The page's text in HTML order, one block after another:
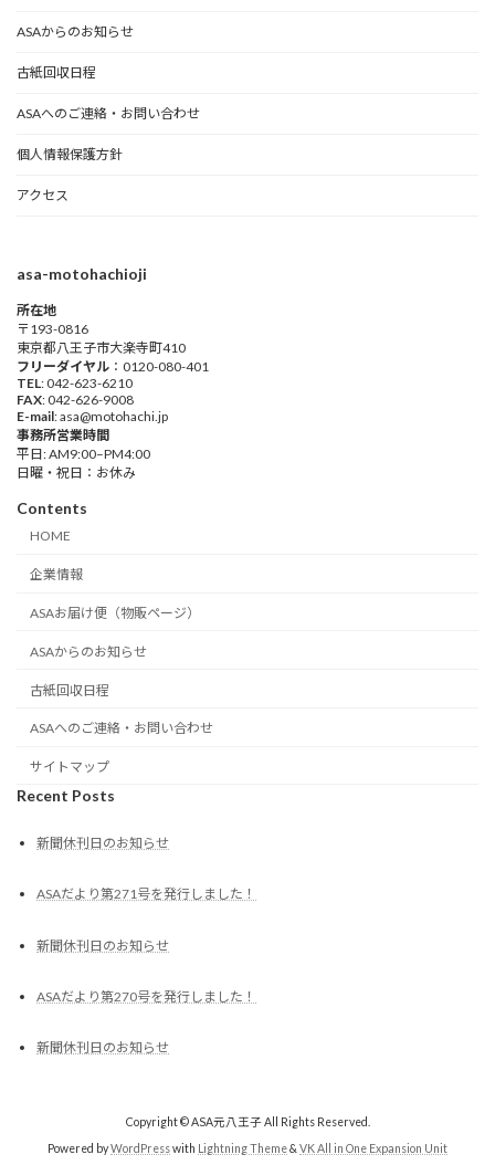
ASAからのお知らせ
古紙回収日程
ASAへのご連絡・お問い合わせ
個人情報保護方針
アクセス
asa-motohachioji
所在地
〒193-0816
東京都八王子市大楽寺町410
フリーダイヤル ：0120-080-401
TEL: 042-623-6210
FAX: 042-626-9008
E-mail: asa@motohachi.jp
事務所営業時間
平日: AM9:00–PM4:00
日曜・祝日：お休み
Contents
HOME
企業情報
ASAお届け便（物販ページ）
ASAからのお知らせ
古紙回収日程
ASAへのご連絡・お問い合わせ
サイトマップ
Recent Posts
新聞休刊日のお知らせ
ASAだより第271号を発行しました！
新聞休刊日のお知らせ
ASAだより第270号を発行しました！
新聞休刊日のお知らせ
Copyright © ASA元八王子 All Rights Reserved.
Powered byWordPresswith Lightning Theme& VK All in One Expansion Unit